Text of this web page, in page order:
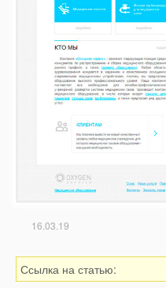
16.03.19
Ссылка на статью: